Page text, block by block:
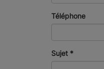
Téléphone
Sujet *